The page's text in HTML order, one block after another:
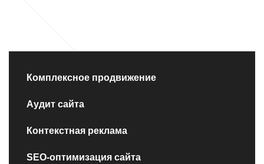
Комплексное продвижение
Аудит сайта
Контекстная реклама
SEO-оптимизация сайта